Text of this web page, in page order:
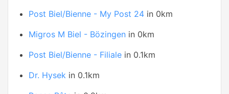
Post Biel/Bienne - My Post 24 in 0km
Migros M Biel - Bözingen in 0km
Post Biel/Bienne - Filiale in 0.1km
Dr. Hysek in 0.1km